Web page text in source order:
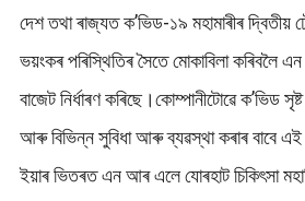
দেশ তথা ৰাজ্যত ক’ভিড-১৯ মহামাৰীৰ দ্বিতীয়
ভয়ংকৰ‌ পৰিস্থিতিৰ সৈতে মোকাবিলা কৰিবলৈ
বাজেট নিৰ্ধাৰণ কৰিছে।কোম্পানীটোৱে ক’ভিড
আৰু বিভিন্ন সুবিধা আৰু ব্যৱস্থা কৰাৰ বাবে
ইয়াৰ ভিতৰত এন আৰ এলে যোৰহাট চিকিৎসা